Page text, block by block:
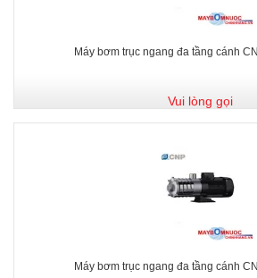
Máy bơm trục ngang đa tầng cánh
Vui lòng gọi
Máy bơm trục ngang đa tầng cánh